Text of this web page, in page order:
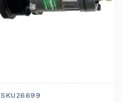
SKU26699